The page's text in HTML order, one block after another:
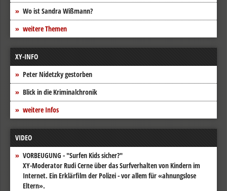
Wo ist Sandra Wißmann?
weitere Themen
XY-INFO
Peter Nidetzky gestorben
Blick in die Kriminalchronik
weitere Infos
VIDEO
VORBEUGUNG - "Surfen Kids sicher?"
XY-Moderator Rudi Cerne über das Surfverhalten von Kindern im
Internet. Ein Erklärfilm der Polizei - vor allem für «ahnungslose
Eltern».